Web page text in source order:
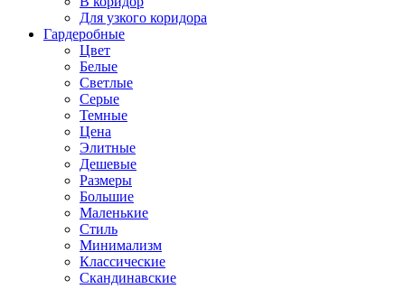
Для узкого коридора
Гардеробные
Цвет
Белые
Светлые
Серые
Темные
Цена
Элитные
Дешевые
Размеры
Большие
Маленькие
Стиль
Минимализм
Классические
Скандинавские